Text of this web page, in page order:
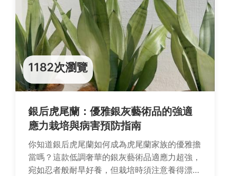
1182次瀏覽
銀后虎尾蘭：優雅銀灰藝術品的強適
應力栽培與病害預防指南
你知道銀后虎尾蘭如何成為虎尾蘭家族的優雅擔
當嗎？這款低調奢華的銀灰藝術品適應力超強，
宛如忍者般耐旱好養，但栽培時須注意養得漂亮